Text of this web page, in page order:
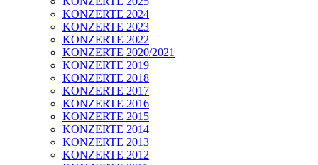
KONZERTE 2024
KONZERTE 2023
KONZERTE 2022
KONZERTE 2020/2021
KONZERTE 2019
KONZERTE 2018
KONZERTE 2017
KONZERTE 2016
KONZERTE 2015
KONZERTE 2014
KONZERTE 2013
KONZERTE 2012